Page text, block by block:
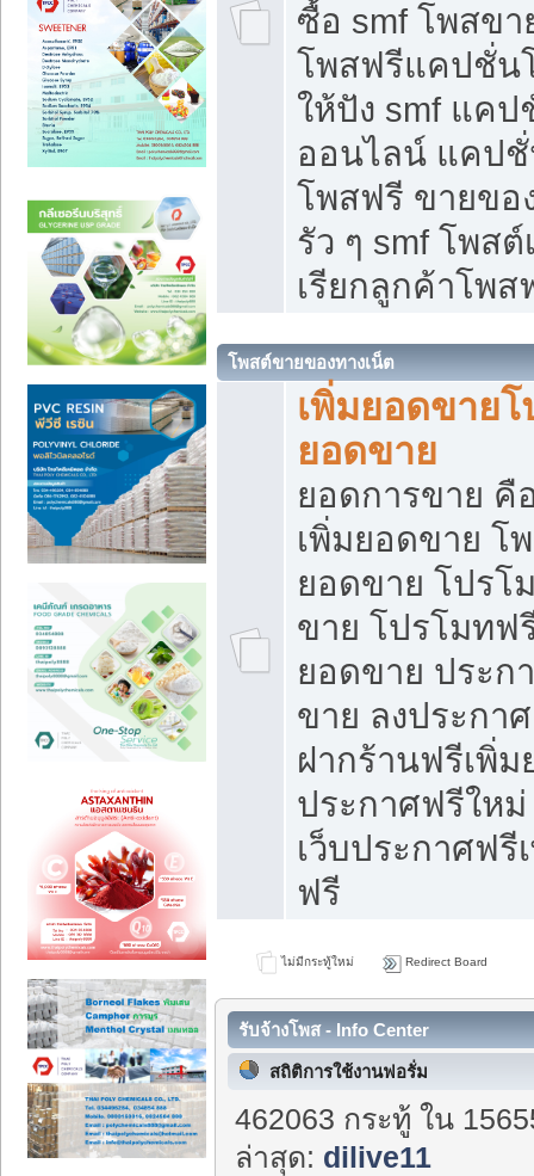
ซื้อ smf โพสข
โพสฟรีแคปชั่น
ให้ปัง smf แค
ออนไลน์ แคป
โพสฟรี ขายขอ
รัว ๆ smf โพส
เรียกลูกค้าโพส
โพสต์ขายของทางเน็ต
เพิ่มยอดขาย
ยอดขาย
ยอดการขาย คื
เพิ่มยอดขาย โ
ยอดขาย โปรโ
ขาย โปรโมทฟ
ยอดขาย ประก
ขาย ลงประกา
ฝากร้านฟรีเพิ่ม
ประกาศฟรีให
เว็บประกาศฟรี
ฟรี
ไม่มีกระทู้ใหม่ Redirect Board
รับจ้างโพส - Info Center
สถิติการใช้งานฟอรั่ม
462063 กระทู้ ใน
ล่าสุด: dilive11